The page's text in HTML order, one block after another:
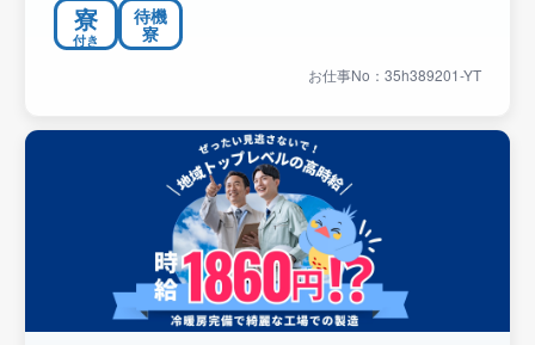
寮
付き
待機
寮
お仕事No：35h389201-YT